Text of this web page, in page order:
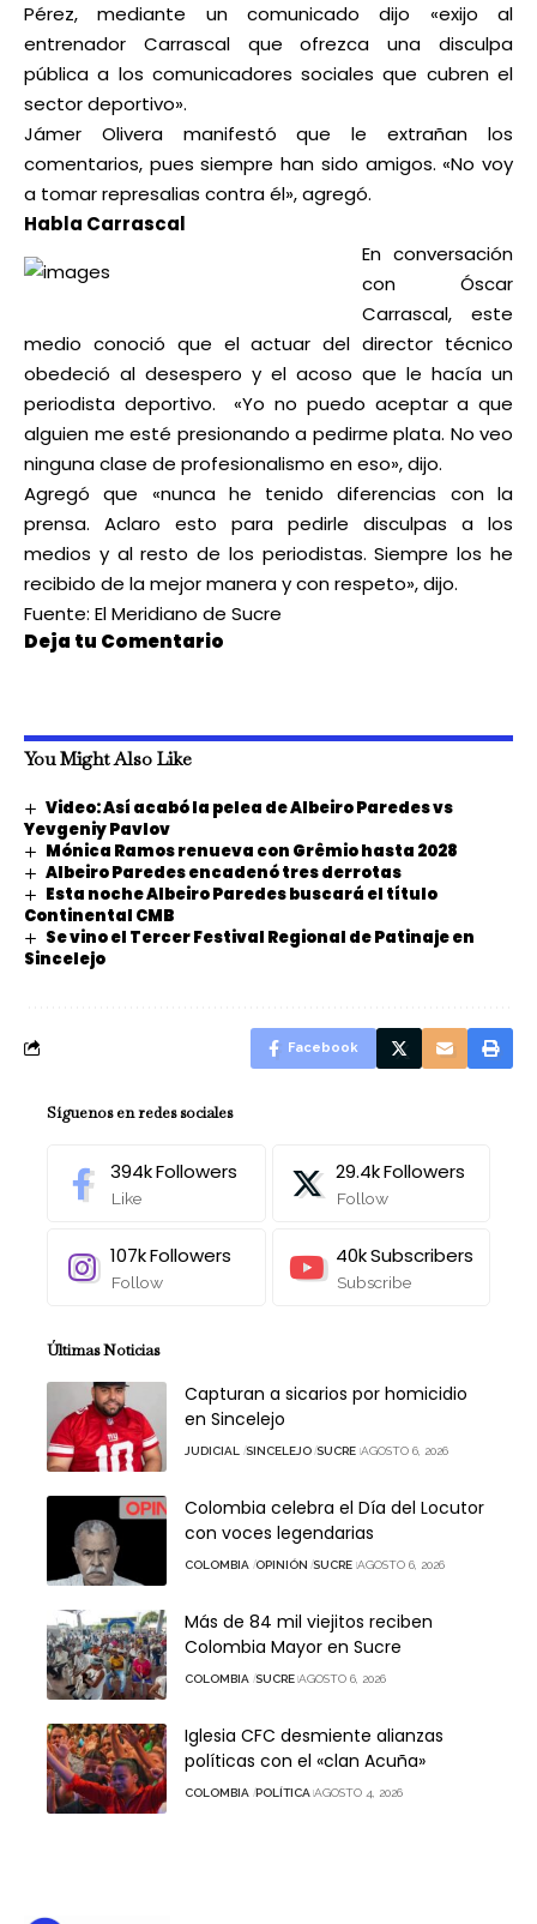
Pérez, mediante un comunicado dijo «exijo al
entrenador Carrascal que ofrezca una disculpa
pública a los comunicadores sociales que cubren el
sector deportivo».
Jámer Olivera manifestó que le extrañan los
comentarios, pues siempre han sido amigos. «No voy
a tomar represalias contra él», agregó.
Habla Carrascal
En conversación
con Óscar
Carrascal, este
medio conoció que el actuar del director técnico
obedeció al desespero y el acoso que le hacía un
periodista deportivo. «Yo no puedo aceptar a que
alguien me esté presionando a pedirme plata. No veo
ninguna clase de profesionalismo en eso», dijo.
Agregó que «nunca he tenido diferencias con la
prensa. Aclaro esto para pedirle disculpas a los
medios y al resto de los periodistas. Siempre los he
recibido de la mejor manera y con respeto», dijo.
Fuente: El Meridiano de Sucre
Deja tu Comentario
You Might Also Like
Video: Así acabó la pelea de Albeiro Paredes vs
Yevgeniy Pavlov
Mónica Ramos renueva con Grêmio hasta 2028
Albeiro Paredes encadenó tres derrotas
Esta noche Albeiro Paredes buscará el título
Continental CMB
Se vino el Tercer Festival Regional de Patinaje en
Sincelejo
Facebook
Síguenos en redes sociales
394kFollowers
Like
29.4kFollowers
Follow
107kFollowers
Follow
40kSubscribers
Subscribe
Últimas Noticias
Capturan a sicarios por homicidio
en Sincelejo
JUDICIAL SINCELEJO SUCRE AGOSTO 6, 2026
Colombia celebra el Día del Locutor
con voces legendarias
COLOMBIA OPINIÓN SUCRE AGOSTO 6, 2026
Más de 84 mil viejitos reciben
Colombia Mayor en Sucre
COLOMBIA SUCRE AGOSTO 6, 2026
Iglesia CFC desmiente alianzas
políticas con el «clan Acuña»
COLOMBIA POLÍTICA AGOSTO 4, 2026